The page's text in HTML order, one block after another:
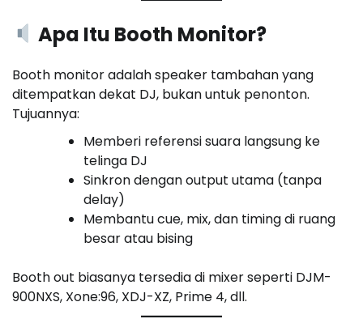
Apa Itu Booth Monitor?
Booth monitor adalah speaker tambahan yang
ditempatkan dekat DJ, bukan untuk penonton.
Tujuannya:
Memberi referensi suara langsung ke
telinga DJ
Sinkron dengan output utama (tanpa
delay)
Membantu cue, mix, dan timing di ruang
besar atau bising
Booth out biasanya tersedia di mixer seperti DJM-
900NXS, Xone:96, XDJ-XZ, Prime 4, dll.